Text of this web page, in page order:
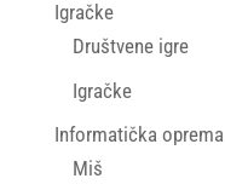
Igračke
Društvene igre
Igračke
Informatička oprema
Miš